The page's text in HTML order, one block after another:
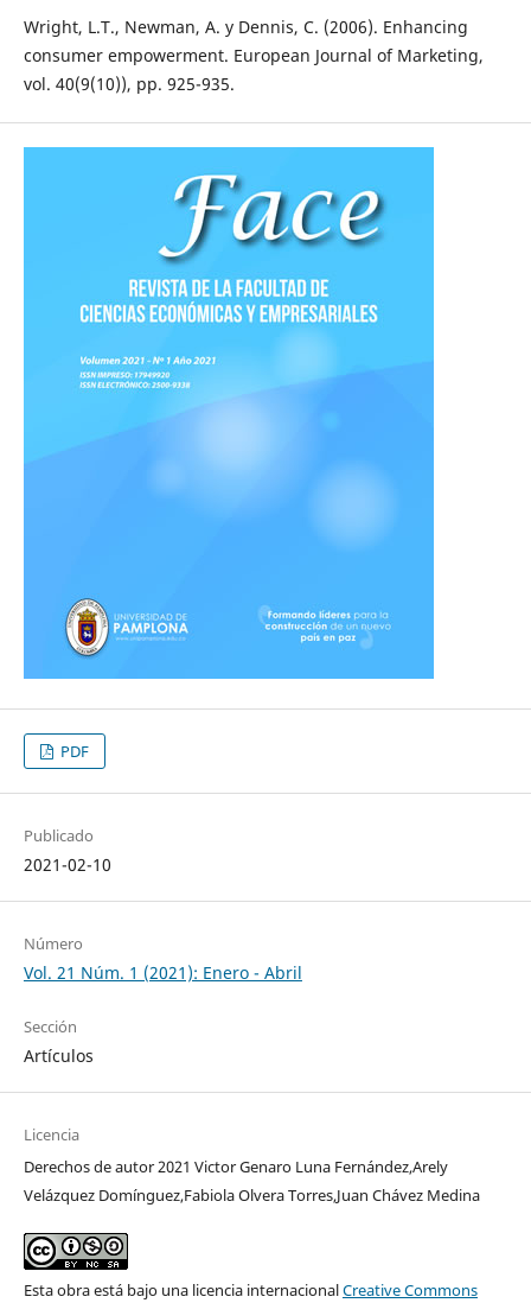
Wright, L.T., Newman, A. y Dennis, C. (2006). Enhancing
consumer empowerment. European Journal of Marketing,
vol. 40(9(10)), pp. 925-935.
PDF
Publicado
2021-02-10
Número
Vol. 21 Núm. 1 (2021): Enero - Abril
Sección
Artículos
Licencia
Derechos de autor 2021 Victor Genaro Luna Fernández,Arely
Velázquez Domínguez,Fabiola Olvera Torres,Juan Chávez Medina
Esta obra está bajo una licencia internacionalCreative Commons